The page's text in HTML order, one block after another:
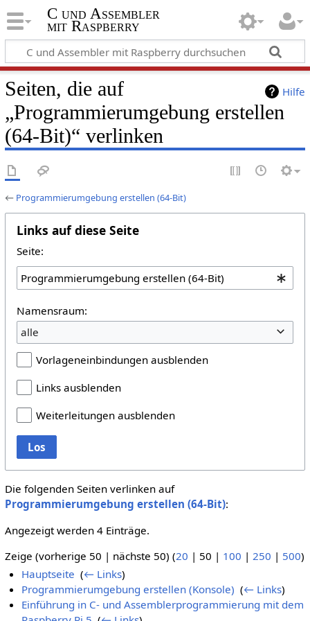
C und Assembler
mit Raspberry
Hilfe
Seiten, die auf
„Programmierumgebung erstellen
(64-Bit)“ verlinken
← Programmierumgebung erstellen (64-Bit)
Links auf diese Seite
Seite:
Namensraum:
alle
Vorlageneinbindungen ausblenden
Links ausblenden
Weiterleitungen ausblenden
Los
Die folgenden Seiten verlinken auf
Programmierumgebung erstellen (64-Bit):
Angezeigt werden 4 Einträge.
Zeige (vorherige 50 | nächste 50) (20 | 50 | 100 | 250 | 500)
Hauptseite ‎(← Links)
Programmierumgebung erstellen (Konsole) ‎(← Links)
Einführung in C- und Assemblerprogrammierung mit dem